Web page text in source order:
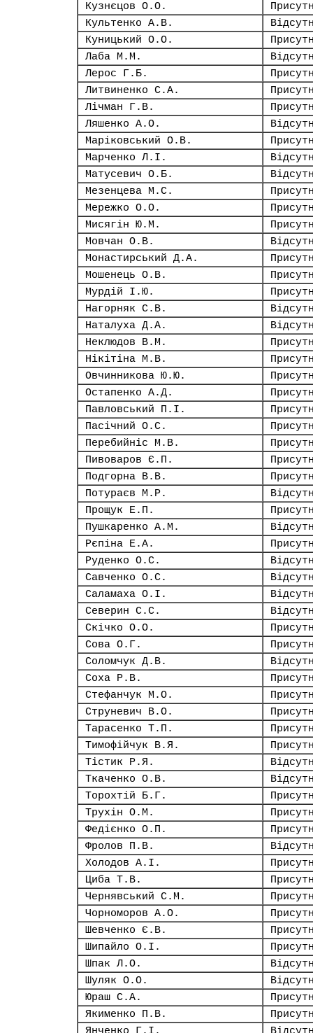
Кузнєцов О.О.
Культенко А.В.
Куницький О.О.
Лаба М.М.
Лерос Г.Б.
Литвиненко С.А.
Лічман Г.В.
Ляшенко А.О.
Маріковський О.В.
Марченко Л.І.
Матусевич О.Б.
Мезенцева М.С.
Мережко О.О.
Мисягін Ю.М.
Мовчан О.В.
Монастирський Д.А.
Мошенець О.В.
Мурдій І.Ю.
Нагорняк С.В.
Наталуха Д.А.
Неклюдов В.М.
Нікітіна М.В.
Овчинникова Ю.Ю.
Остапенко А.Д.
Павловський П.І.
Пасічний О.С.
Перебийніс М.В.
Пивоваров Є.П.
Подгорна В.В.
Потураєв М.Р.
Прощук Е.П.
Пушкаренко А.М.
Рєпіна Е.А.
Руденко О.С.
Савченко О.С.
Саламаха О.І.
Северин С.С.
Скічко О.О.
Сова О.Г.
Соломчук Д.В.
Соха Р.В.
Стефанчук М.О.
Струневич В.О.
Тарасенко Т.П.
Тимофійчук В.Я.
Тістик Р.Я.
Ткаченко О.В.
Торохтій Б.Г.
Трухін О.М.
Федієнко О.П.
Фролов П.В.
Холодов А.І.
Циба Т.В.
Чернявський С.М.
Чорноморов А.О.
Шевченко Є.В.
Шипайло О.І.
Шпак Л.О.
Шуляк О.О.
Юраш С.А.
Якименко П.В.